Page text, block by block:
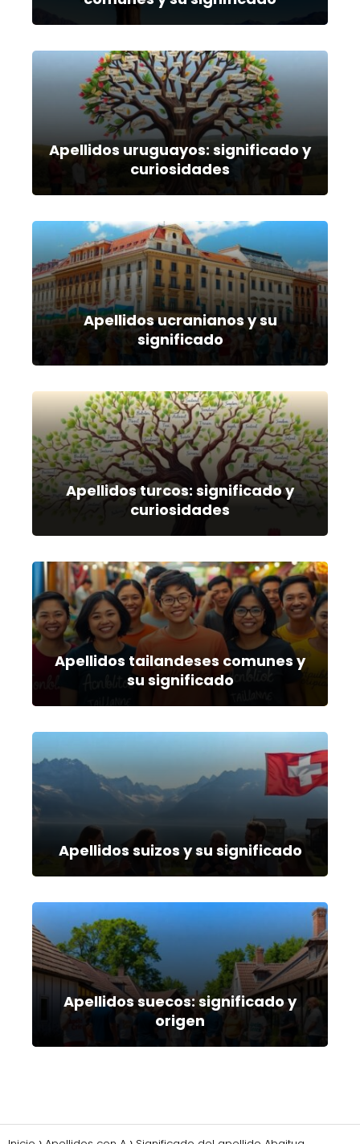
Apellidos uruguayos: significado y
curiosidades
Apellidos ucranianos y su
significado
Apellidos turcos: significado y
curiosidades
Apellidos tailandeses comunes y
su significado
Apellidos suizos y su significado
Apellidos suecos: significado y
origen